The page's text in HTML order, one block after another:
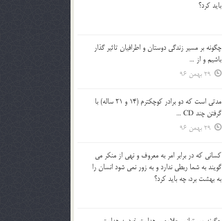
بايد کرد؟
چگونه بر مسير زندگي دوستان و اطرافيان تاثير گذار
باشيم و از …
29 بهمن 96
مدتي است كه دو برادر كوچكترم (14 و 21 ساله) با
گرفتن چند CD …
29 بهمن 96
كساني كه در برابر امر به معروف و نهي از منكر مي
گويند به شما ربطي ندارد و به زور نمي شود انسان را
به بهشت برد، چه بايد كرد؟